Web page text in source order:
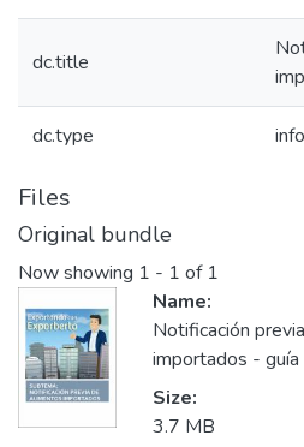
dc.title
dc.type
Files
Original bundle
Now showing 1 - 1 of 1
Name:
Notificación
importados - guía
Size:
3.7 MB